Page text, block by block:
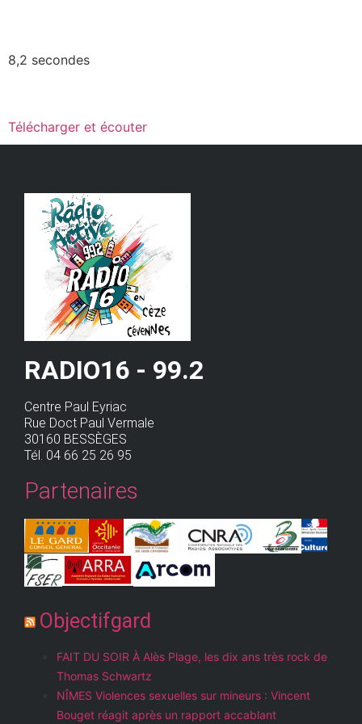
8,2 secondes
Télécharger et écouter
RADIO16 - 99.2
Centre Paul Eyriac
Rue Doct Paul Vermale
30160 BESSÈGES
Tél. 04 66 25 26 95
Partenaires
Objectifgard
FAIT DU SOIR À Alès Plage, les dix ans très rock de
Thomas Schwartz
NÎMES Violences sexuelles sur mineurs : Vincent
Bouget réagit après un rapport accablant